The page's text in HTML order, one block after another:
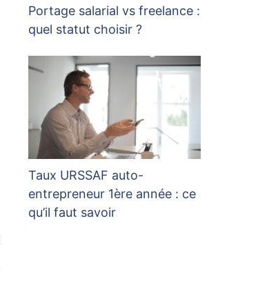
Portage salarial vs freelance :
quel statut choisir ?
Taux URSSAF auto-
entrepreneur 1ère année : ce
qu’il faut savoir